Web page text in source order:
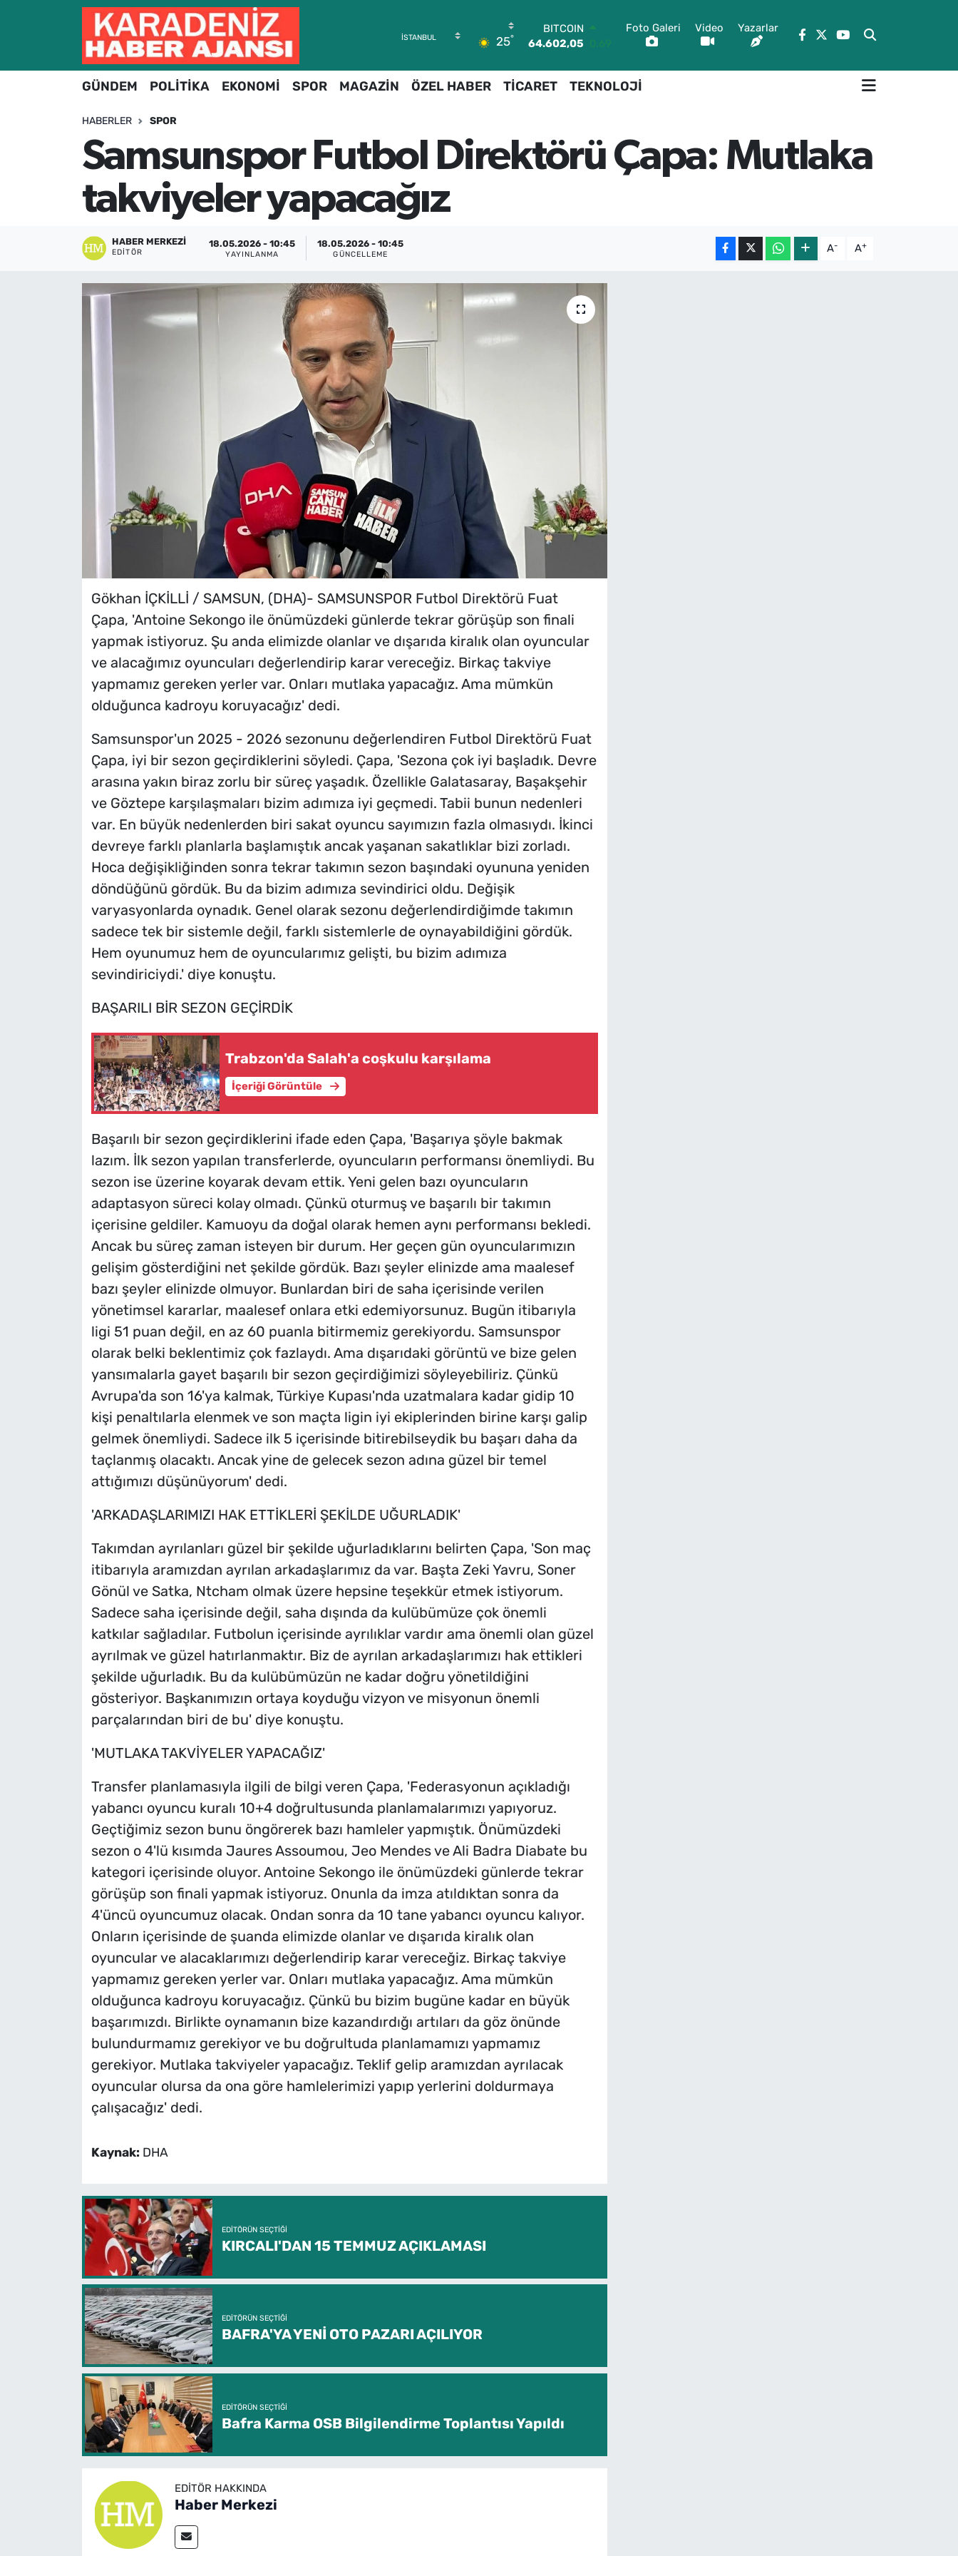
25°
DOLAR
47,6006
0.06
55,0250 0.02
STERLİN
BİST100
13.768
48
Foto Galeri Video Yazarlar
GÜNDEM POLİTİKA EKONOMİ SPOR MAGAZİN ÖZEL HABER TİCARET TEKNOLOJİ
HABERLER SPOR
Samsunspor Futbol Direktörü Çapa: Mutlaka
takviyeler yapacağız
HABER MERKEZI
EDITÖR
18.05.2026 - 10:45
YAYINLANMA
18.05.2026 - 10:45
GÜNCELLEME A- A+
Gökhan İÇKİLLİ / SAMSUN, (DHA)- SAMSUNSPOR Futbol Direktörü Fuat
Çapa, 'Antoine Sekongo ile önümüzdeki günlerde tekrar görüşüp son finali
yapmak istiyoruz. Şu anda elimizde olanlar ve dışarıda kiralık olan oyuncular
ve alacağımız oyuncuları değerlendirip karar vereceğiz. Birkaç takviye
yapmamız gereken yerler var. Onları mutlaka yapacağız. Ama mümkün
olduğunca kadroyu koruyacağız' dedi.
Samsunspor'un 2025 - 2026 sezonunu değerlendiren Futbol Direktörü Fuat
Çapa, iyi bir sezon geçirdiklerini söyledi. Çapa, 'Sezona çok iyi başladık. Devre
arasına yakın biraz zorlu bir süreç yaşadık. Özellikle Galatasaray, Başakşehir
ve Göztepe karşılaşmaları bizim adımıza iyi geçmedi. Tabii bunun nedenleri
var. En büyük nedenlerden biri sakat oyuncu sayımızın fazla olmasıydı. İkinci
devreye farklı planlarla başlamıştık ancak yaşanan sakatlıklar bizi zorladı.
Hoca değişikliğinden sonra tekrar takımın sezon başındaki oyununa yeniden
döndüğünü gördük. Bu da bizim adımıza sevindirici oldu. Değişik
varyasyonlarda oynadık. Genel olarak sezonu değerlendirdiğimde takımın
sadece tek bir sistemle değil, farklı sistemlerle de oynayabildiğini gördük.
Hem oyunumuz hem de oyuncularımız gelişti, bu bizim adımıza
sevindiriciydi.' diye konuştu.
BAŞARILI BİR SEZON GEÇİRDİK
Trabzon'da Salah'a coşkulu karşılama
İçeriği Görüntüle
Başarılı bir sezon geçirdiklerini ifade eden Çapa, 'Başarıya şöyle bakmak
lazım. İlk sezon yapılan transferlerde, oyuncuların performansı önemliydi. Bu
sezon ise üzerine koyarak devam ettik. Yeni gelen bazı oyuncuların
adaptasyon süreci kolay olmadı. Çünkü oturmuş ve başarılı bir takımın
içerisine geldiler. Kamuoyu da doğal olarak hemen aynı performansı bekledi.
Ancak bu süreç zaman isteyen bir durum. Her geçen gün oyuncularımızın
gelişim gösterdiğini net şekilde gördük. Bazı şeyler elinizde ama maalesef
bazı şeyler elinizde olmuyor. Bunlardan biri de saha içerisinde verilen
yönetimsel kararlar, maalesef onlara etki edemiyorsunuz. Bugün itibarıyla
ligi 51 puan değil, en az 60 puanla bitirmemiz gerekiyordu. Samsunspor
olarak belki beklentimiz çok fazlaydı. Ama dışarıdaki görüntü ve bize gelen
yansımalarla gayet başarılı bir sezon geçirdiğimizi söyleyebiliriz. Çünkü
Avrupa'da son 16'ya kalmak, Türkiye Kupası'nda uzatmalara kadar gidip 10
kişi penaltılarla elenmek ve son maçta ligin iyi ekiplerinden birine karşı galip
gelmek önemliydi. Sadece ilk 5 içerisinde bitirebilseydik bu başarı daha da
taçlanmış olacaktı. Ancak yine de gelecek sezon adına güzel bir temel
attığımızı düşünüyorum' dedi.
'ARKADAŞLARIMIZI HAK ETTİKLERİ ŞEKİLDE UĞURLADIK'
Takımdan ayrılanları güzel bir şekilde uğurladıklarını belirten Çapa, 'Son maç
itibarıyla aramızdan ayrılan arkadaşlarımız da var. Başta Zeki Yavru, Soner
Gönül ve Satka, Ntcham olmak üzere hepsine teşekkür etmek istiyorum.
Sadece saha içerisinde değil, saha dışında da kulübümüze çok önemli
katkılar sağladılar. Futbolun içerisinde ayrılıklar vardır ama önemli olan güzel
ayrılmak ve güzel hatırlanmaktır. Biz de ayrılan arkadaşlarımızı hak ettikleri
şekilde uğurladık. Bu da kulübümüzün ne kadar doğru yönetildiğini
gösteriyor. Başkanımızın ortaya koyduğu vizyon ve misyonun önemli
parçalarından biri de bu' diye konuştu.
'MUTLAKA TAKVİYELER YAPACAĞIZ'
Transfer planlamasıyla ilgili de bilgi veren Çapa, 'Federasyonun açıkladığı
yabancı oyuncu kuralı 10+4 doğrultusunda planlamalarımızı yapıyoruz.
Geçtiğimiz sezon bunu öngörerek bazı hamleler yapmıştık. Önümüzdeki
sezon o 4'lü kısımda Jaures Assoumou, Jeo Mendes ve Ali Badra Diabate bu
kategori içerisinde oluyor. Antoine Sekongo ile önümüzdeki günlerde tekrar
görüşüp son finali yapmak istiyoruz. Onunla da imza atıldıktan sonra da
4'üncü oyuncumuz olacak. Ondan sonra da 10 tane yabancı oyuncu kalıyor.
Onların içerisinde de şuanda elimizde olanlar ve dışarıda kiralık olan
oyuncular ve alacaklarımızı değerlendirip karar vereceğiz. Birkaç takviye
yapmamız gereken yerler var. Onları mutlaka yapacağız. Ama mümkün
olduğunca kadroyu koruyacağız. Çünkü bu bizim bugüne kadar en büyük
başarımızdı. Birlikte oynamanın bize kazandırdığı artıları da göz önünde
bulundurmamız gerekiyor ve bu doğrultuda planlamamızı yapmamız
gerekiyor. Mutlaka takviyeler yapacağız. Teklif gelip aramızdan ayrılacak
oyuncular olursa da ona göre hamlelerimizi yapıp yerlerini doldurmaya
çalışacağız' dedi.
Kaynak: DHA
EDITÖRÜN SEÇTIĞI
KIRCALI'DAN 15 TEMMUZ AÇIKLAMASI
EDITÖRÜN SEÇTIĞI
BAFRA'YA YENİ OTO PAZARI AÇILIYOR
EDITÖRÜN SEÇTIĞI
Bafra Karma OSB Bilgilendirme Toplantısı Yapıldı
EDITÖR HAKKINDA
Haber Merkezi
Hava Durumu
Trafik Durumu
Süper Lig Puan Durumu ve Fikstür
Tüm Manşetler
Son Dakika Haberleri
Haber Arşivi